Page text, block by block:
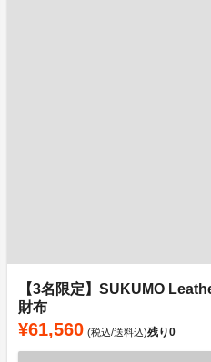
【3名限定】SUKUMO
財布
¥61,560 (税込/送料込)残り0